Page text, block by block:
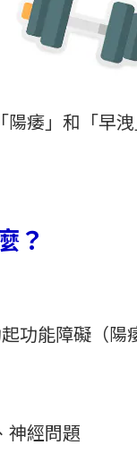
痿」和「早
？
功能障礙（
神經問題